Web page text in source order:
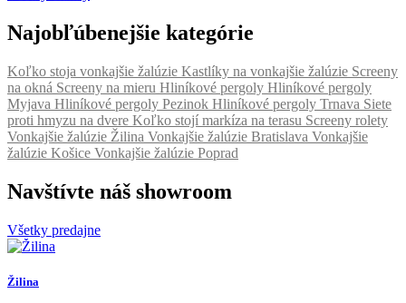
Najobľúbenejšie kategórie
Koľko stoja vonkajšie žalúzie Kastlíky na vonkajšie žalúzie Screeny
na okná Screeny na mieru Hliníkové pergoly Hliníkové pergoly
Myjava Hliníkové pergoly Pezinok Hliníkové pergoly Trnava Siete
proti hmyzu na dvere Koľko stojí markíza na terasu Screeny rolety
Vonkajšie žalúzie Žilina Vonkajšie žalúzie Bratislava Vonkajšie
žalúzie Košice Vonkajšie žalúzie Poprad
Navštívte náš showroom
Všetky predajne
Žilina